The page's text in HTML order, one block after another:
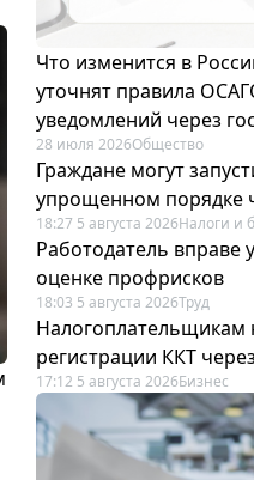
Что изменится в
уточнят правила
уведомлений через
28 июля 2026Общество
Граждане могут
упрощенном порядке
18:27 5 августа 2026Налоги и
Работодатель вправе
оценке профрисков
18:03 5 августа 2026Труд
регистрации ККТ
17:12 5 августа 2026Бизнес